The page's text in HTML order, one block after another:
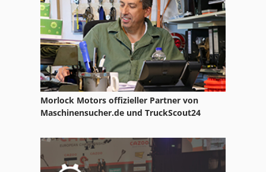
Tak 18
Tiefbord 8 25 100
Morlock Motors offizieller Partner von
Maschinensucher.de und TruckScout24